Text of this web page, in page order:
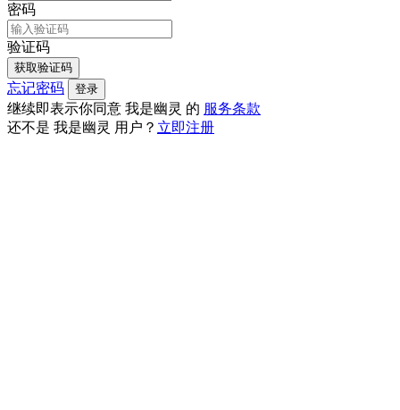
密码
验证码
获取验证码
忘记密码 登录
继续即表示你同意 我是幽灵 的 服务条款
还不是 我是幽灵 用户？ 立即注册